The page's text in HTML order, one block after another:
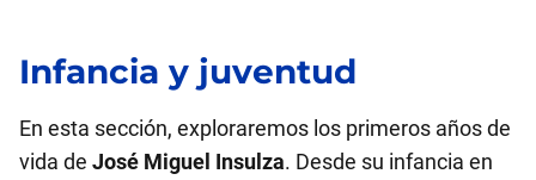
Infancia y juventud
En esta sección, exploraremos los primeros años de
vida de José Miguel Insulza. Desde su infancia en